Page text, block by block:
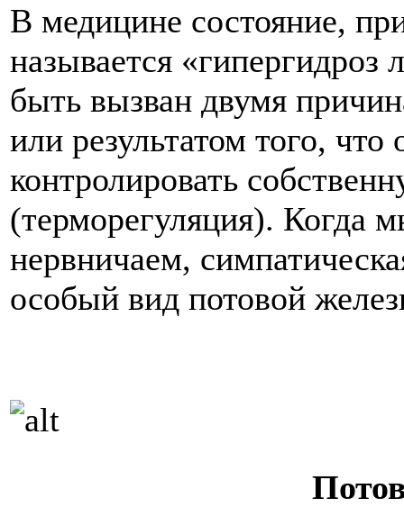
В медицине состояние,
называется
быть вызван двумя
или результатом того, что
контролировать
(терморегуляция). Когда
нервничаем,
особый вид потовой